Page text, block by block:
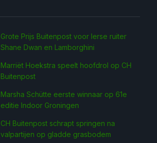
Grote Prijs Buitenpost voor Ierse ruiter
Shane Dwan en Lamborghini
Marriët Hoekstra speelt hoofdrol op CH
Buitenpost
Marsha Schütte eerste win­naar op 61e
editie Indoor Groningen
CH Buitenpost schrapt springen na
valpartijen op gladde grasbodem